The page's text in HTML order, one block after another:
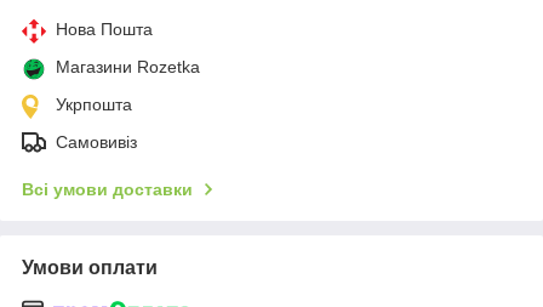
Нова Пошта
Магазини Rozetka
Укрпошта
Самовивіз
Всі умови доставки
Умови оплати